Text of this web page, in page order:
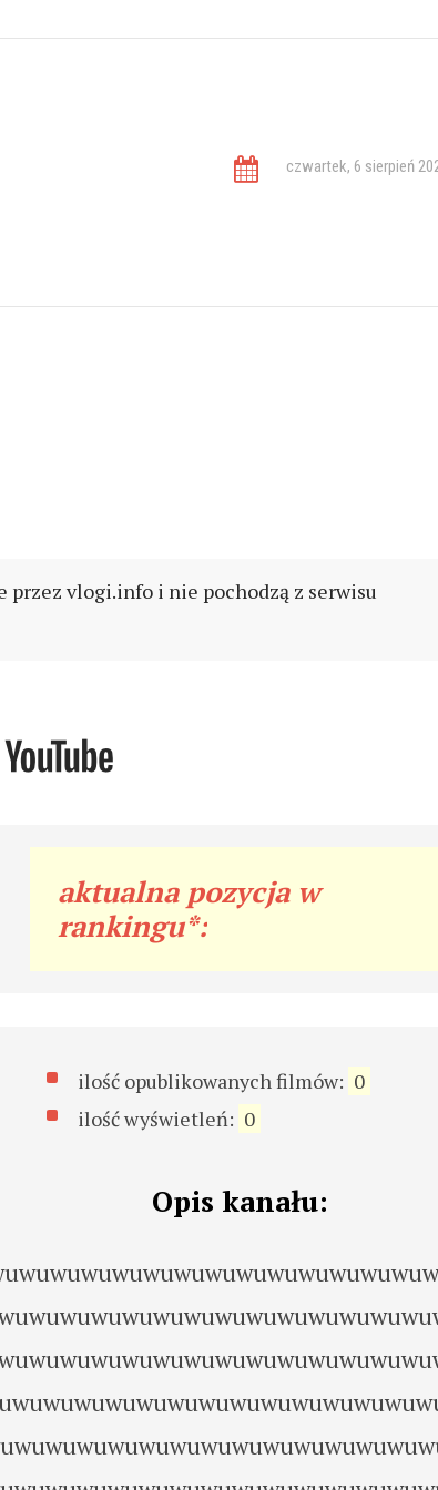
czwartek, 6 sierpień
przez vlogi.info i nie pochodzą z serwisu
aktualna pozycja w
rankingu*:
ilość opublikowanych filmów: 0
ilość wyświetleń: 0
Opis kanału: